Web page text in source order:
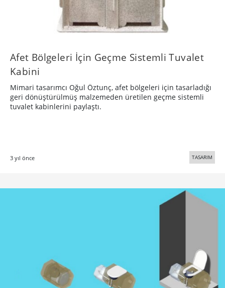
Afet Bölgeleri İçin Geçme Sistemli Tuvalet
Kabini
Mimari tasarımcı Oğul Öztunç, afet bölgeleri için tasarladığı
geri dönüştürülmüş malzemeden üretilen geçme sistemli
tuvalet kabinlerini paylaştı.
3 yıl önce TASARIM